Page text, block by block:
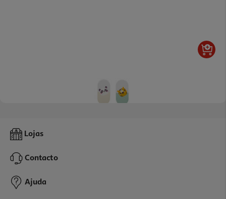
Borracha Fantasia Auchan Modelos Sortidos
0,59 €
Lojas
Contacto
Ajuda